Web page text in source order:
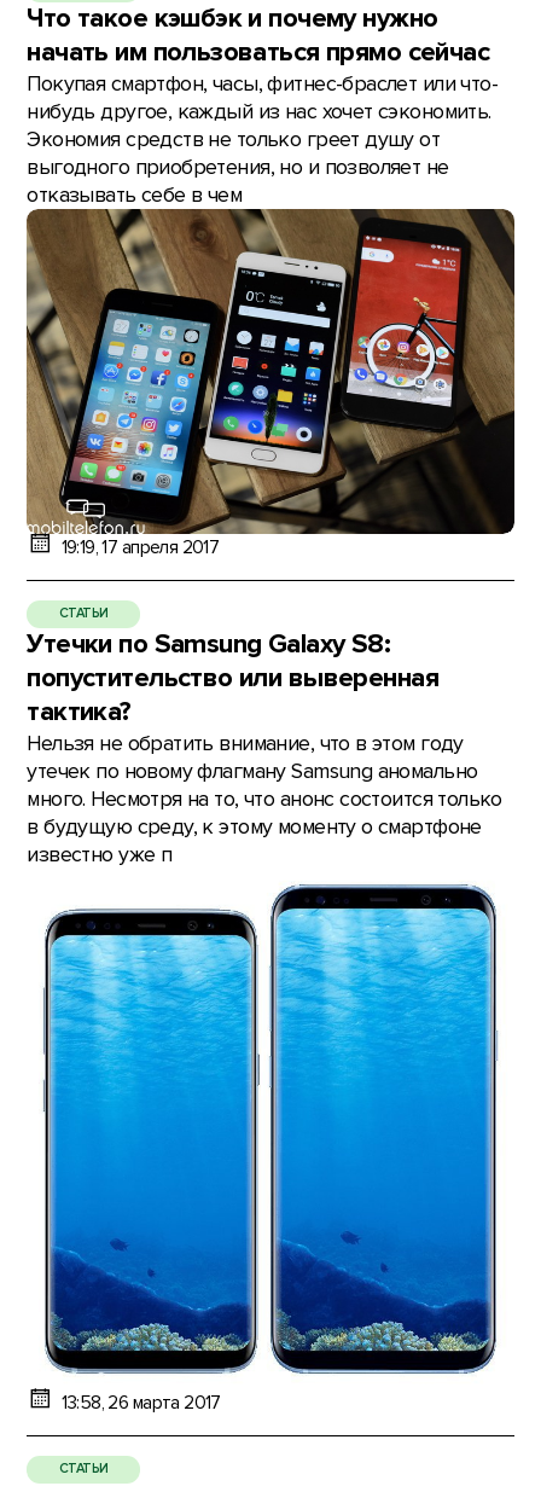
Что такое кэшбэк и почему нужно
начать им пользоваться прямо сейчас
Покупая смартфон, часы, фитнес-браслет или что-
нибудь другое, каждый из нас хочет сэкономить.
Экономия средств не только греет душу от
выгодного приобретения, но и позволяет не
отказывать себе в чем
19:19, 17 апреля 2017
СТАТЬИ
Утечки по Samsung Galaxy S8:
попустительство или выверенная
тактика?
Нельзя не обратить внимание, что в этом году
утечек по новому флагману Samsung аномально
много. Несмотря на то, что анонс состоится только
в будущую среду, к этому моменту о смартфоне
известно уже п
13:58, 26 марта 2017
СТАТЬИ